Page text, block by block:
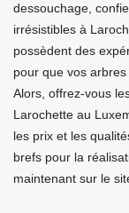
dessouchage,
irrésistibles à
possèdent des
pour que vos
Alors, offrez-vous
Larochette au
les prix et les
brefs pour la
maintenant sur le